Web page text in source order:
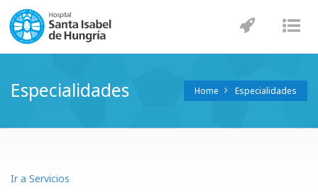
Especialidades Home Especialidades
Ir a Servicios